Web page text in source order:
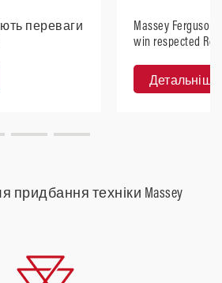
переваги
Massey Ferguson
win respected
Детальніше
придбання техніки Massey